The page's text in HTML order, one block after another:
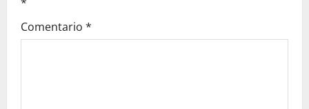
a
t
Comentario *